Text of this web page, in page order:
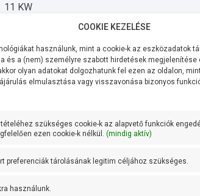
11 KW
18 méter
9,2 méteren 3300 liter/perc
Öntvény
COOKIE KEZELÉSE
használunk, mint a cookie-k az eszközadatok
és a (nem) személyre szabott hirdetések megjelenítése
olyan adatokat dolgozhatunk fel ezen az oldalon,
elmulasztása vagy visszavonása bizonyos
szükséges cookie-k az alapvető funkciók
ezen cookie-k nélkül. (mindig aktív)
preferenciák tárolásának legitim céljához szükséges.
használunk.